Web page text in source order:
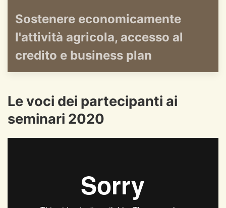
Sostenere economicamente
l'attività agricola, accesso al
credito e business plan
Le voci dei partecipanti ai
seminari 2020